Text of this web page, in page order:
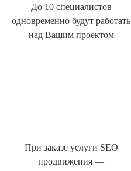
До 10 специалистов
одновременно будут работать
над Вашим проектом
При заказе услуги SEO
продвижения —